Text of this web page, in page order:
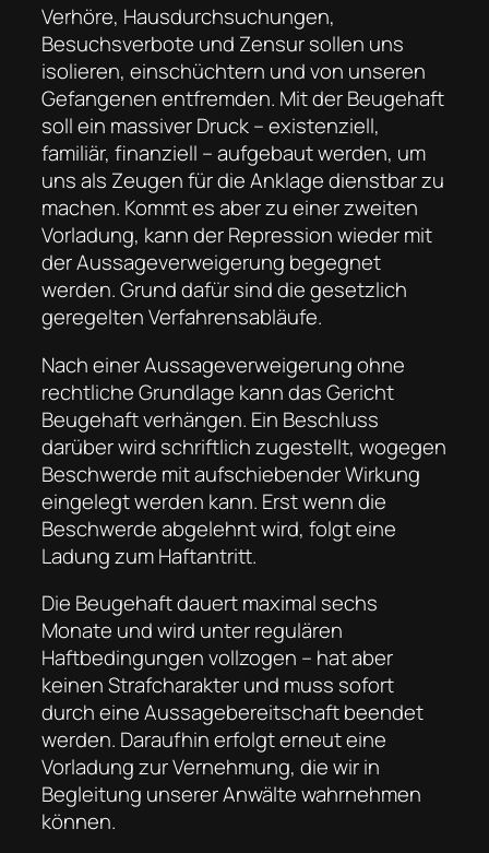
Verhöre, Hausdurchsuchungen,
Besuchsverbote und Zensur sollen uns
isolieren, einschüchtern und von unseren
Gefangenen entfremden. Mit der Beugehaft
soll ein massiver Druck – existenziell,
familiär, finanziell – aufgebaut werden, um
uns als Zeugen für die Anklage dienstbar zu
machen. Kommt es aber zu einer zweiten
Vorladung, kann der Repression wieder mit
der Aussageverweigerung begegnet
werden. Grund dafür sind die gesetzlich
geregelten Verfahrensabläufe.
Nach einer Aussageverweigerung ohne
rechtliche Grundlage kann das Gericht
Beugehaft verhängen. Ein Beschluss
darüber wird schriftlich zugestellt, wogegen
Beschwerde mit aufschiebender Wirkung
eingelegt werden kann. Erst wenn die
Beschwerde abgelehnt wird, folgt eine
Ladung zum Haftantritt.
Die Beugehaft dauert maximal sechs
Monate und wird unter regulären
Haftbedingungen vollzogen – hat aber
keinen Strafcharakter und muss sofort
durch eine Aussagebereitschaft beendet
werden. Daraufhin erfolgt erneut eine
Vorladung zur Vernehmung, die wir in
Begleitung unserer Anwälte wahrnehmen
können.